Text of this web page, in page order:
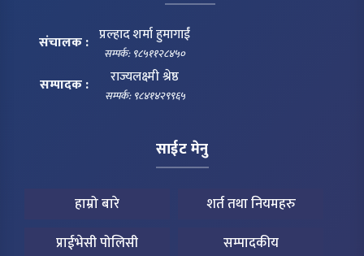
संचालक : प्रल्हाद शर्मा हुमागाईं
सम्पर्क: ९८५११२८४५०
सम्पादक : राज्यलक्ष्मी श्रेष्ठ
सम्पर्क: ९८४१४२९९६५
साईट मेनु
हाम्रो बारे
शर्त तथा नियमहरु
प्राईभेसी पोलिसी
सम्पादकीय